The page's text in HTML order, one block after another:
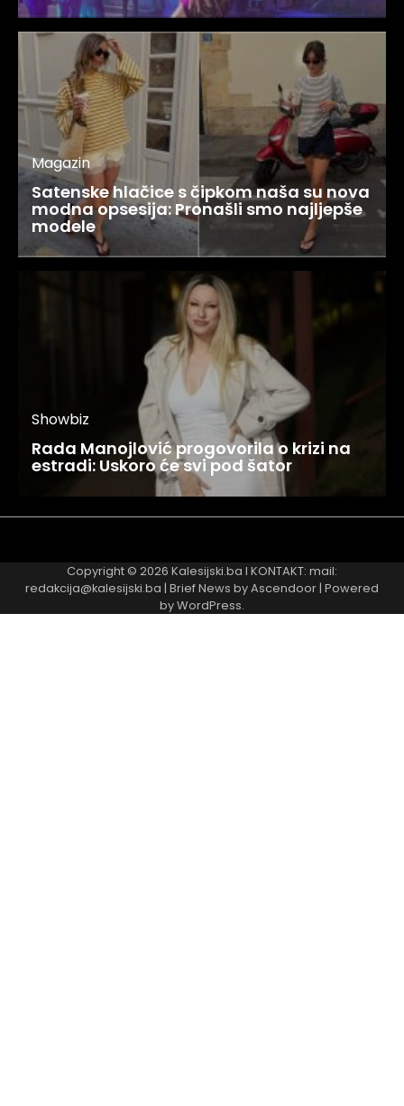
Magazin
Satenske hlačice s čipkom naša su nova
modna opsesija: Pronašli smo najljepše
modele
Showbiz
Rada Manojlović progovorila o krizi na
estradi: Uskoro će svi pod šator
Copyright © 2026 Kalesijski.ba I KONTAKT: mail:
redakcija@kalesijski.ba | Brief News byAscendoor | Powered
byWordPress.